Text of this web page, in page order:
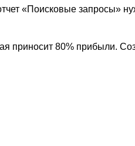
«Поисковые запросы»
приносит 80% прибыли.